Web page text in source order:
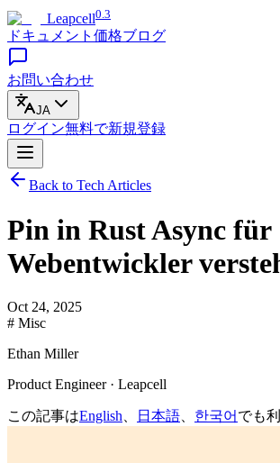
Leapcell0.3
ドキュメント 価格ブログ
お問い合わせ
JA
ログイン無料で新規登録
Back to Tech Articles
Pin in Rust Async für
Webentwickler
Oct 24, 2025
# Misc
Ethan Miller
Product Engineer · Leapcell
この記事はEnglish 日本語 한국어 でも